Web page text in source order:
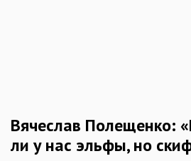
Вячеслав Полещенко:
ли у нас эльфы, но